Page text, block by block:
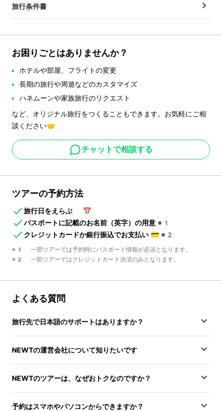
旅行条件書
お困りごとはありませんか？
ホテルや部屋、フライトの変更
長期の旅行や周遊などのカスタマイズ
ハネムーンや家族旅行のリクエスト
など、オリジナル旅行をつくることもできます。お気軽にご相
談ください🤝
チャットで相談する
ツアーの予約方法
旅行日をえらぶ
📅
パスポートに記載のお名前（英字）の用意 ※1
クレジットカードか銀行振込でお支払い 💳 ※2
※1 一部ツアーでは予約時にパスポート情報が必須となります。
※2 一部ツアーではクレジットカード決済のみとなります。
よくある質問
旅行先で日本語のサポートはありますか？
NEWTの運営会社について知りたいです
NEWTのツアーは、なぜおトクなのですか？
予約はスマホやパソコンからできますか？